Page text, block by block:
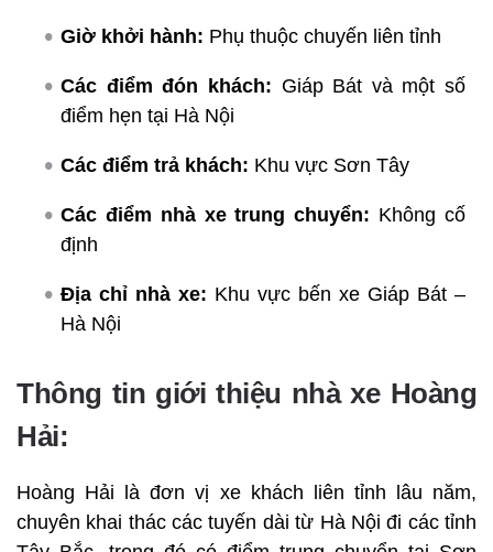
Giờ khởi hành: Phụ thuộc chuyến liên tỉnh
Các điểm đón khách: Giáp Bát và một số
điểm hẹn tại Hà Nội
Các điểm trả khách: Khu vực Sơn Tây
Các điểm nhà xe trung chuyển: Không cố
định
Địa chỉ nhà xe: Khu vực bến xe Giáp Bát –
Hà Nội
Thông tin giới thiệu nhà xe Hoàng
Hải:
Hoàng Hải là đơn vị xe khách liên tỉnh lâu năm,
chuyên khai thác các tuyến dài từ Hà Nội đi các tỉnh